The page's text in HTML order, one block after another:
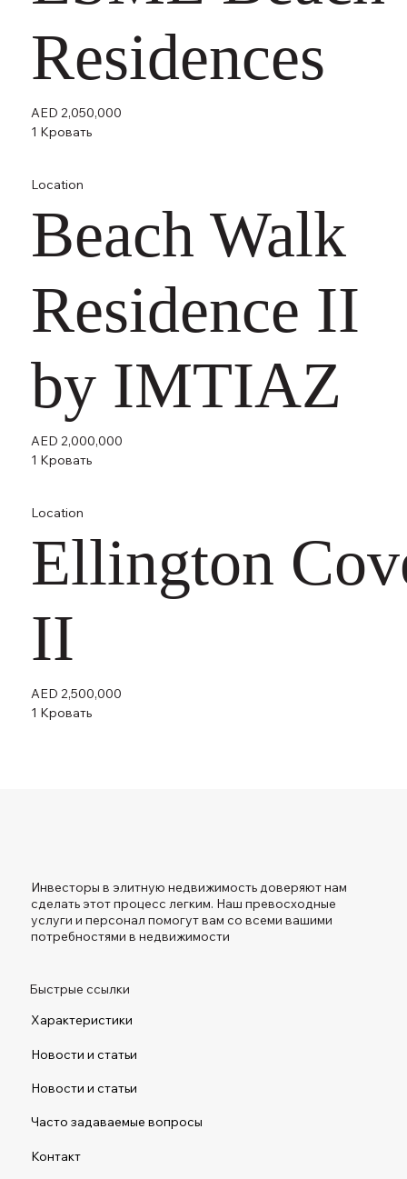
AED 2,050,000
Residences
1 Кровать
AED 2,000,000
Location
Beach Walk
Residence II
by IMTIAZ
1 Кровать
AED 2,500,000
Location
Ellington
II
1 Кровать
Быстрые ссылки
Характеристики
Часто задаваемые вопросы
Контакт
Новости и статьи
Новости и статьи
Инвесторы в элитную недвижимость доверяют нам
сделать этот процесс легким. Наш превосходные
услуги и персонал помогут вам со всеми вашими
потребностями в недвижимости